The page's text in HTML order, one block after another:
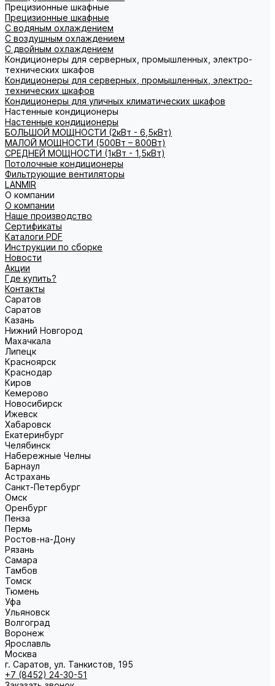
Прецизионные шкафные
Прецизионные шкафные
С водяным охлаждением
С воздушным охлаждением
С двойным охлаждением
Кондиционеры для серверных, промышленных, электро-
технических шкафов
Кондиционеры для серверных, промышленных, электро-
технических шкафов
Кондиционеры для уличных климатических шкафов
Настенные кондиционеры
Настенные кондиционеры
БОЛЬШОЙ МОЩНОСТИ (2кВт - 6,5кВт)
МАЛОЙ МОЩНОСТИ (500Вт – 800Вт)
СРЕДНЕЙ МОЩНОСТИ (1кВт - 1,5кВт)
Потолочные кондиционеры
Фильтрующие вентиляторы
LANMIR
О компании
О компании
Наше производство
Сертификаты
Каталоги PDF
Инструкции по сборке
Новости
Акции
Где купить?
Контакты
Саратов
Саратов
Казань
Нижний Новгород
Махачкала
Липецк
Красноярск
Краснодар
Киров
Кемерово
Новосибирск
Ижевск
Хабаровск
Екатеринбург
Челябинск
Набережные Челны
Барнаул
Астрахань
Санкт-Петербург
Омск
Оренбург
Пенза
Пермь
Ростов-на-Дону
Рязань
Самара
Тамбов
Томск
Тюмень
Уфа
Ульяновск
Волгоград
Воронеж
Ярославль
Москва
г. Саратов, ул. Танкистов, 195
+7 (8452) 24-30-51